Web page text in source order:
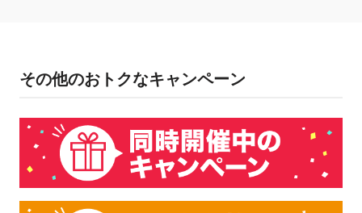
概要
キャンペーン期間中以下の条件を達成すると、［定期的に送
る］の受け取り手に下表のとおり後日PayPayポイントを付与し
ます。
［定期的に送る］とは、［送る・受け取る］機能でスケジュールの設定をす
る機能を指します
その他のおトクなキャンペーン